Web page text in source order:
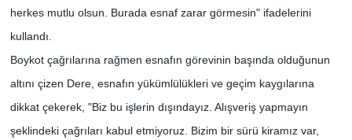
herkes mutlu olsun. Burada esnaf zarar görmesin" ifadelerini
kullandı.
Boykot çağrılarına rağmen esnafın görevinin başında olduğunun
altını çizen Dere, esnafın yükümlülükleri ve geçim kaygılarına
dikkat çekerek, "Biz bu işlerin dışındayız. Alışveriş yapmayın
şeklindeki çağrıları kabul etmiyoruz. Bizim bir sürü kiramız var,